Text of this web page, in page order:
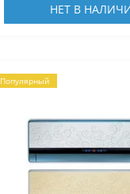
НЕТ В
Популярный